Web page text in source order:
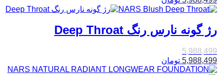
رژ گونه نارس رنگ Deep Throat
5,988,499
5,988,499 تومان